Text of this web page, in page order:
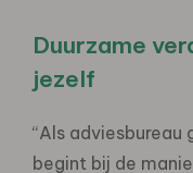
Duurzame
jezelf
“Als
begint bij de